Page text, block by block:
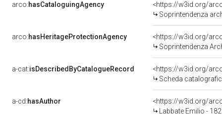
arco:hasCataloguingAgency
<https://w3id.org/
Soprintendenza
arco:hasHeritageProtectionAgency
<https://w3id.org/
Soprintendenza
a-cat:isDescribedByCatalogueRecord
<https://w3id.org/
Scheda
a-cd:hasAuthor
<https://w3id.org/
Labbate Emilio -